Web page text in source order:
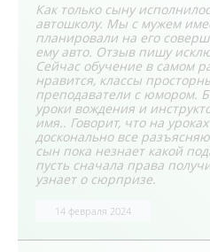
Как только сыну
автошколу. Мы с мужем
планировали на его
ему авто. Отзыв пишу
Сейчас обучение в самом
нравится, классы
преподаватели с юмором.
уроки вождения и
имя.. Говорит, что на
досконально все
сын пока незнает какой
пусть сначала права
узнает о сюрпризе.
14 февраля 2024